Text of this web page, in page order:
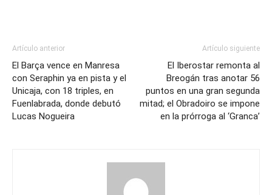
Artículo anterior
El Barça vence en Manresa
con Seraphin ya en pista y el
Unicaja, con 18 triples, en
Fuenlabrada, donde debutó
Lucas Nogueira
Artículo siguiente
El Iberostar remonta al
Breogán tras anotar 56
puntos en una gran segunda
mitad; el Obradoiro se impone
en la prórroga al ‘Granca’